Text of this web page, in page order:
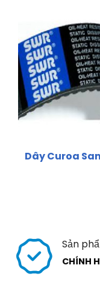
Dây Curoa
Sản
CHÍNH